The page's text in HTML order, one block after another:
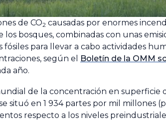
de CO2 causadas por enormes
bosques, combinadas con unas
para llevar a cabo actividades
según el
Boletín de la OMM
año.
de la concentración en superficie
situó en 1 934 partes por mil millones
respecto a los niveles preindustriales